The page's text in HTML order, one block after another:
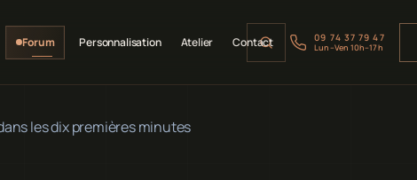
Forum Personnalisation Atelier Contact 09 74 37 79 47
Lun–Ven 10h–17h
les dix premières minutes